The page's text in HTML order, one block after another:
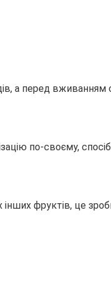
а перед
по-своєму,
фруктів, це